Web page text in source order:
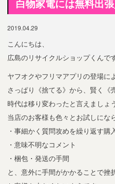
白物家電には無料出
2019.04.29
こんにちは、
広島のリサイクルショップくんです
ヤフオクやフリマアプリの登場に
さっぱり《捨てる》から、賢く《
時代は移り変わったと言えましょう
当店のお客様も色々とお試しにな
・事細かく質問攻めを繰り返す購
・意味不明なコメント
・梱包・発送の手間
と、意外に手間がかかることで挫